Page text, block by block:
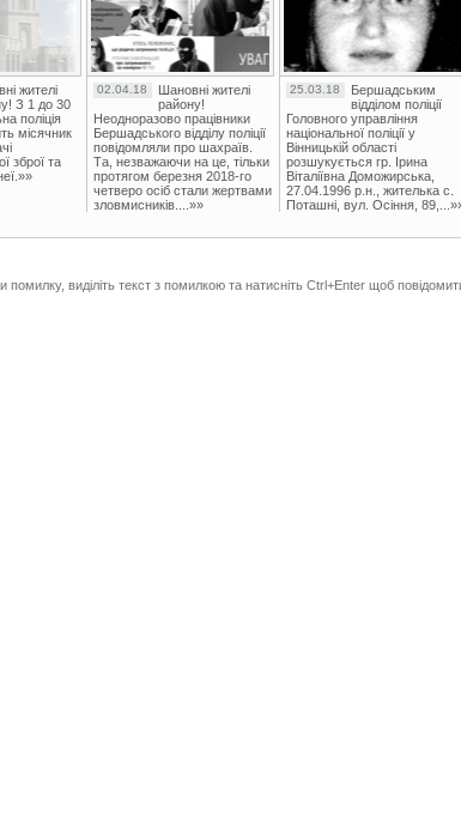
жителі
З 1 до 30
поліція
місячник
зброї та
02.04.18
Шановні жителі
району!
Неодноразово працівники
Бершадського відділу поліції
повідомляли про шахраїв.
Та, незважаючи на це, тільки
протягом березня 2018-го
четверо осіб стали жертвами
зловмисників....»»
25.03.18
Бершадським
відділом поліції
Головного управління
національної поліції у
Вінницькій області
розшукується гр. Ірина
Віталіївна Доможирська,
27.04.1996 р.н., жителька с.
Поташні, вул. Осіння,
виділіть текст з помилкою та натисніть Ctrl+Enter щоб